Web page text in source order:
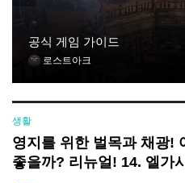
공식 게임 가이드
로스트아크
생활
영지를 위한 벌목과 채광!
좋을까? 리뉴얼! 14. 엘가